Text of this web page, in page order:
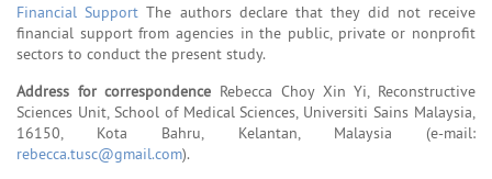
Financial Support The authors declare that they did not receive
financial support from agencies in the public, private or nonprofit
sectors to conduct the present study.
Address for correspondence Rebecca Choy Xin Yi, Reconstructive
Sciences Unit, School of Medical Sciences, Universiti Sains Malaysia,
16150, Kota Bahru, Kelantan, Malaysia (e-mail:
rebecca.tusc@gmail.com).